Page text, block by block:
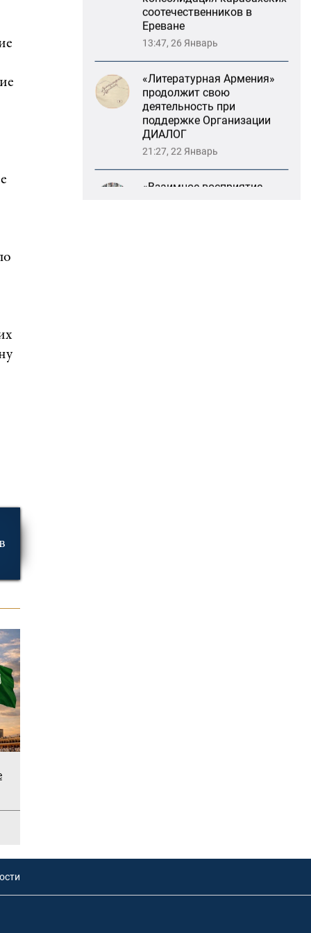
13:47, 26 Январь
«Литературная Армения»
продолжит свою
деятельность при
поддержке Организации
ДИАЛОГ
21:27, 22 Январь
«Взаимное восприятие
образов Армении и
России»: совместный